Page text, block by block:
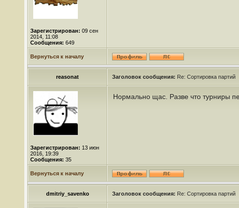
Зарегистрирован: 09 сен
2014, 11:08
Сообщения: 649
Вернуться к началу
reasonat Заголовок сообщения: Re: Сортировка партий
Зарегистрирован: 13 июн
2016, 19:39
Сообщения: 35
Нормально щас. Разве что турниры
Вернуться к началу
dmitriy_savenko Заголовок сообщения: Re: Сортировка партий